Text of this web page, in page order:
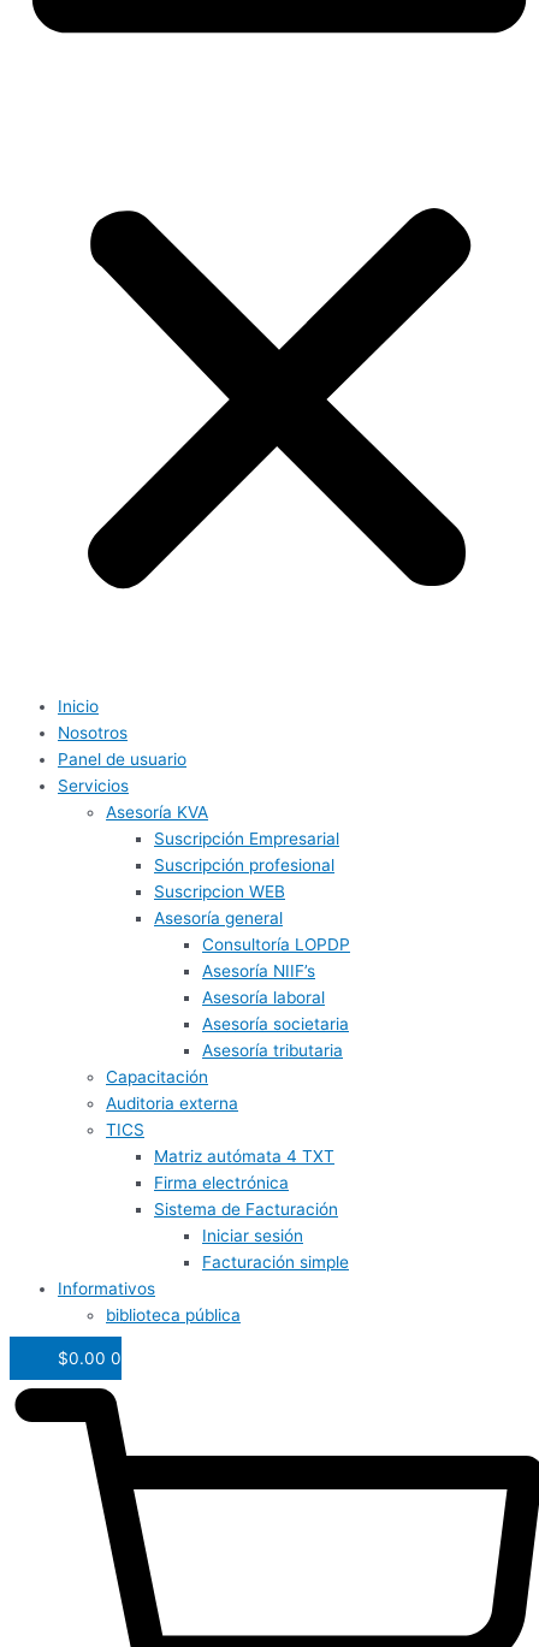
Inicio
Nosotros
Panel de usuario
Servicios
Asesoría KVA
Suscripción Empresarial
Suscripción profesional
Suscripcion WEB
Asesoría general
Consultoría LOPDP
Asesoría NIIF’s
Asesoría laboral
Asesoría societaria
Asesoría tributaria
Capacitación
Auditoria externa
TICS
Matriz autómata 4 TXT
Firma electrónica
Sistema de Facturación
Iniciar sesión
Facturación simple
Informativos
biblioteca pública
$0.00 0